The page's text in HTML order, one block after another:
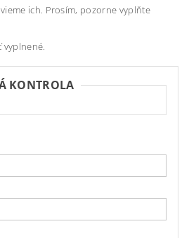
ich. Prosím, pozorne vyplňte
vyplnené.
KONTROLA